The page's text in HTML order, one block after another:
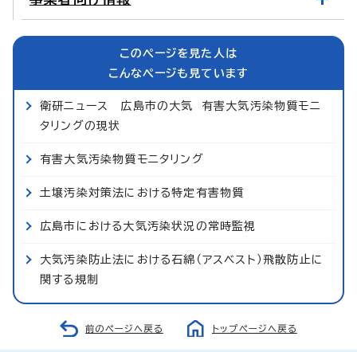
このページを見た人は
こんなページも見ています
衛研ニュース 広島市の大気 有害大気汚染物質モニ
タリングの現状
有害大気汚染物質モニタリング
土壌汚染対策法における特定有害物質
広島市における大気汚染状況の常時監視
大気汚染防止法における石綿（アスベスト）飛散防止に
関する規制
前のページへ戻る トップページへ戻る